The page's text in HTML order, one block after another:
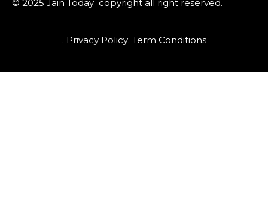
© 2025 Jain Today copyright all right reserved.
. Privacy Policy. Term Conditions